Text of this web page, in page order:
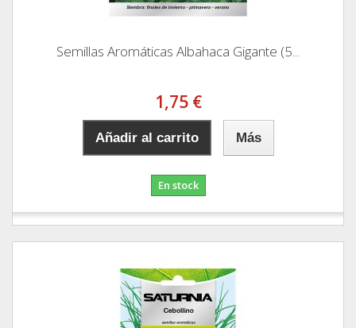
Semillas Aromáticas Albahaca Gigante (5...
1,75 €
Añadir al carrito Más
En stock